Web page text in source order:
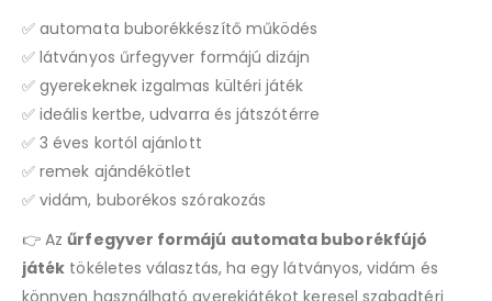
✅ automata buborékkészítő működés
✅ látványos űrfegyver formájú dizájn
✅ gyerekeknek izgalmas kültéri játék
✅ ideális kertbe, udvarra és játszótérre
✅ 3 éves kortól ajánlott
✅ remek ajándékötlet
✅ vidám, buborékos szórakozás
👉 Azűrfegyver formájú automata buborékfújó
játék tökéletes választás, ha egy látványos, vidám és
könnyen használható gyerekjátékot keresel szabadtéri